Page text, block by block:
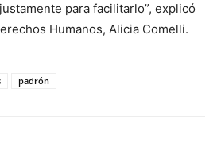
para facilitarlo”, explicó
Humanos, Alicia Comelli.
padrón